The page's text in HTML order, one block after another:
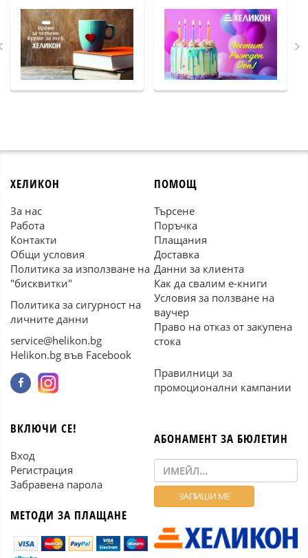
ХЕЛИКОН
За нас
Работа
Контакти
Общи условия
Политика за използване на
"бисквитки"
Политика за сигурност на
личните данни
service@helikon.bg
Helikon.bg във Facebook
ПОМОЩ
Търсене
Поръчка
Плащания
Доставка
Данни за клиента
Как да свалим е-книги
Условия за ползване на
ваучер
Право на отказ от закупена
стока
Правилници за
промоционални кампании
ВКЛЮЧИ СЕ!
Вход
Регистрация
Забравена парола
МЕТОДИ ЗА ПЛАЩАНЕ
АБОНАМЕНТ ЗА БЮЛЕТИН